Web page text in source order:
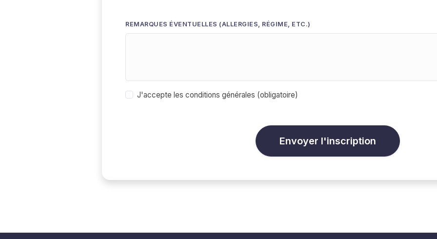
REMARQUES ÉVENTUELLES (ALLERGIES, RÉGIME, ETC.)
J'accepte les conditions générales (obligatoire)
Envoyer l'inscription